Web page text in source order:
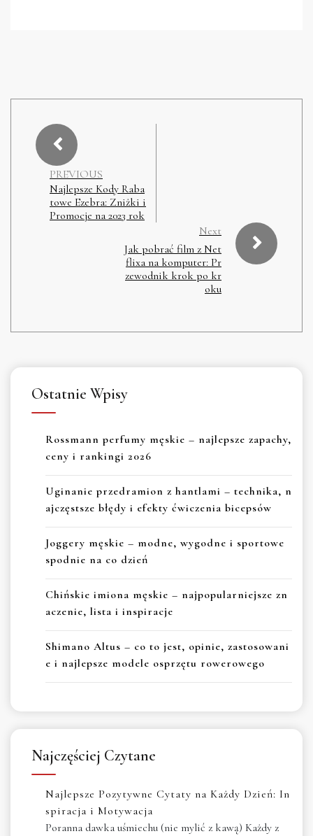
PREVIOUS
Najlepsze Kody Raba
towe Ezebra: Zniżki i
Promocje na 2023 rok
Next
Jak pobrać film z Net
flixa na komputer: Pr
zewodnik krok po kr
oku
Ostatnie Wpisy
Rossmann perfumy męskie – najlepsze zapachy,
ceny i rankingi 2026
Uginanie przedramion z hantlami – technika, n
ajczęstsze błędy i efekty ćwiczenia bicepsów
Joggery męskie – modne, wygodne i sportowe
spodnie na co dzień
Chińskie imiona męskie – najpopularniejsze zn
aczenie, lista i inspiracje
Shimano Altus – co to jest, opinie, zastosowani
e i najlepsze modele osprzętu rowerowego
Najczęściej Czytane
Najlepsze Pozytywne Cytaty na Każdy Dzień: In
spiracja i Motywacja
Poranna dawka uśmiechu (nie mylić z kawą) Każdy z